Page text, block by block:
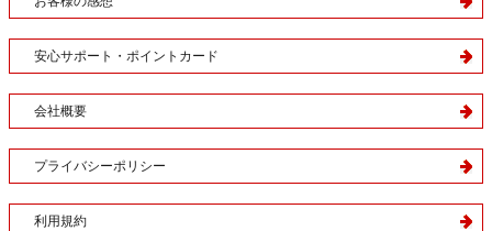
安心サポート・ポイントカード
会社概要
プライバシーポリシー
利用規約